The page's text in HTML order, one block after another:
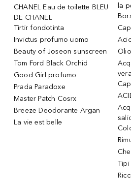
CHANEL Eau de toilette BLEU
DE CHANEL
Tirtir fondotinta
Invictus profumo uomo
Beauty of Joseon sunscreen
Tom Ford Black Orchid
Good Girl profumo
Prada Paradoxe
Master Patch Cosrx
Breeze Deodorante Argan
La vie est belle
la